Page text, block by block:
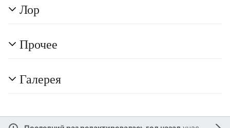
Лор
Прочее
Галерея